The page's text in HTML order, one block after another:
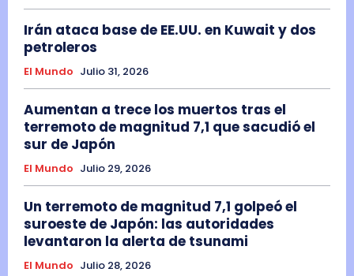
Irán ataca base de EE.UU. en Kuwait y dos
petroleros
El Mundo Julio 31, 2026
Aumentan a trece los muertos tras el
terremoto de magnitud 7,1 que sacudió el
sur de Japón
El Mundo Julio 29, 2026
Un terremoto de magnitud 7,1 golpeó el
suroeste de Japón: las autoridades
levantaron la alerta de tsunami
El Mundo Julio 28, 2026